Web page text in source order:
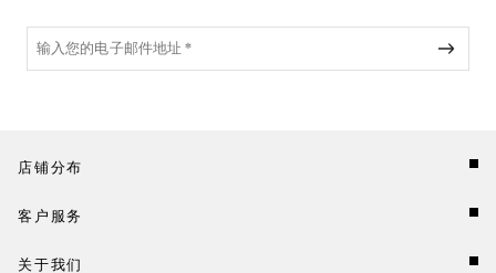
店铺分布
客户服务
关于我们